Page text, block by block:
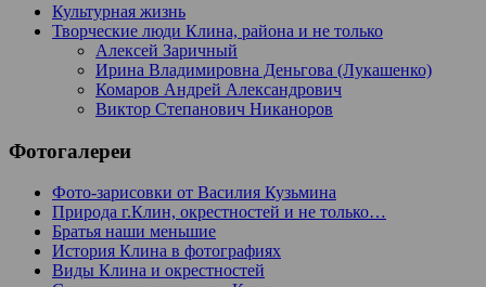
Культурная жизнь
Творческие люди Клина, района и не только
Алексей Заричный
Ирина Владимировна Деньгова (Лукашенко)
Комаров Андрей Александрович
Виктор Степанович Никаноров
Фотогалереи
Фото-зарисовки от Василия Кузьмина
Природа г.Клин, окрестностей и не только…
Братья наши меньшие
История Клина в фотографиях
Виды Клина и окрестностей